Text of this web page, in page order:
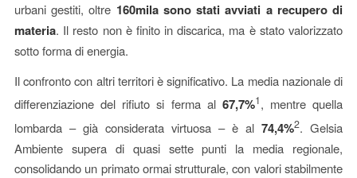
urbani gestiti, oltre 160mila sono stati avviati a recupero di
materia. Il resto non è finito in discarica, ma è stato valorizzato
sotto forma di energia.
Il confronto con altri territori è significativo. La media nazionale di
differenziazione del rifiuto si ferma al 67,7%1, mentre quella
lombarda – già considerata virtuosa – è al74,4%2. Gelsia
Ambiente supera di quasi sette punti la media regionale,
consolidando un primato ormai strutturale, con valori stabilmente